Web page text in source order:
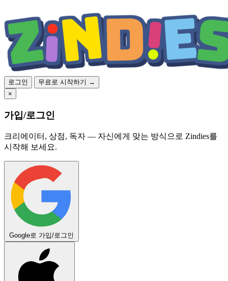
로그인
무료로 시작하기 →
×
가입/로그인
크리에이터, 상점, 독자 — 자신에게 맞는 방식으로 Zindies를
시작해 보세요.
Google로 가입/로그인